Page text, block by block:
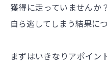
獲得に走っていませんか
自ら逃してしまう結果に
まずはいきなりアポイン